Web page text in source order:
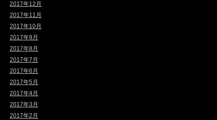
2017年12月
2017年11月
2017年10月
2017年9月
2017年8月
2017年7月
2017年6月
2017年5月
2017年4月
2017年3月
2017年2月